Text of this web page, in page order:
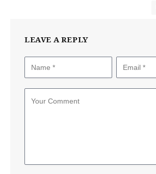
LEAVE A REPLY